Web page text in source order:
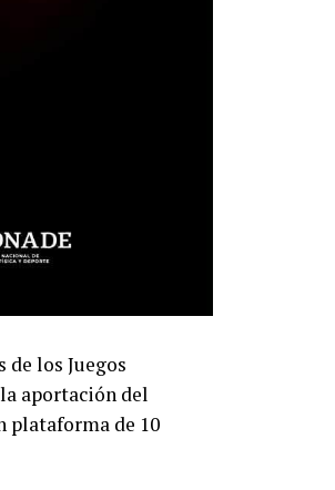
los Juegos
aportación del
plataforma de 10